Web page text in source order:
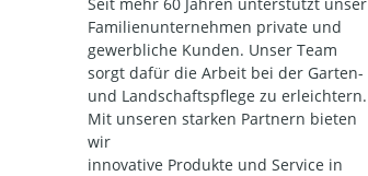
Familienunternehmen private und
gewerbliche Kunden. Unser Team
sorgt dafür die Arbeit bei der Garten-
und Landschaftspflege zu erleichtern.
Mit unseren starken Partnern bieten
wir
innovative Produkte und Service in